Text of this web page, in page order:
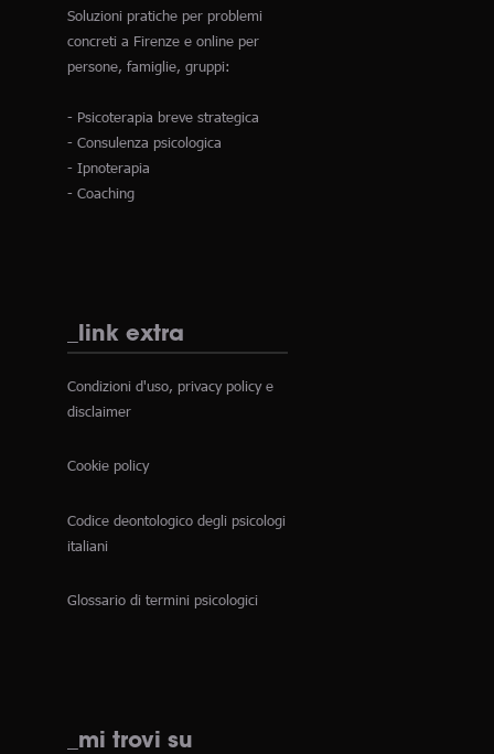
Soluzioni pratiche per problemi
concreti a Firenze e online per
persone, famiglie, gruppi:
- Psicoterapia breve strategica
- Consulenza psicologica
- Ipnoterapia
- Coaching
_link extra
Condizioni d'uso, privacy policy e
disclaimer
Cookie policy
Codice deontologico degli psicologi
italiani
Glossario di termini psicologici
_mi trovi su